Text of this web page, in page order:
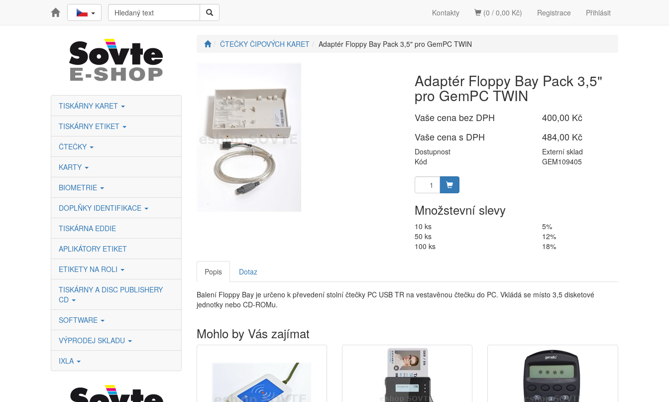
Registrace Přihlásit
Kontakty (0 / 0,00 Kč)
TISKÁRNY KARET
TISKÁRNY ETIKET
ČTEČKY
KARTY
BIOMETRIE
DOPLŇKY IDENTIFIKACE
TISKÁRNA EDDIE
APLIKÁTORY ETIKET
ETIKETY NA ROLI
TISKÁRNY A DISC PUBLISHERY
CD
SOFTWARE
VÝPRODEJ SKLADU
IXLA
ČTEČKY ČIPOVÝCH KARET Adaptér Floppy Bay Pack 3,5" pro GemPC TWIN
Adaptér Floppy Bay Pack 3,5"
pro GemPC TWIN
Vaše cena bez DPH
400,00 Kč
Vaše cena s DPH
484,00 Kč
Dostupnost
Externí sklad
Kód
GEM109405
Množstevní slevy
10 ks
5%
50 ks
12%
100 ks
18%
Popis Dotaz
Balení Floppy Bay je určeno k převedení stolní čtečky PC USB TR na vestavěnou čtečku do PC. Vkládá se místo 3,5 disketové
jednotky nebo CD-ROMu.
Mohlo by Vás zajímat